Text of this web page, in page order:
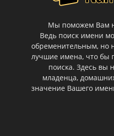
Мы поможем Вам
Ведь поиск имени
обременительным, но
лучшие имена, что бы
поиска. Здесь вы
младенца,
значение Вашего